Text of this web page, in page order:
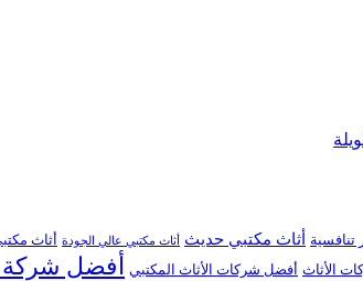
تنافسية أثاث مكتبي حديث أثاث مكتبي عالي الجودة أثاث
الأثاث أفضل شركات الأثاث المكتبي أفضل شركة